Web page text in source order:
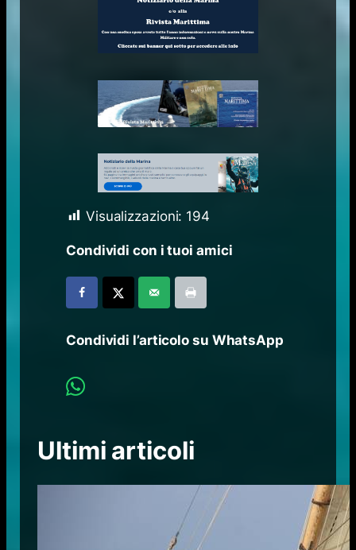
Visualizzazioni: 194
Condividi con i tuoi amici
Condividi l’articolo su WhatsApp
Ultimi articoli